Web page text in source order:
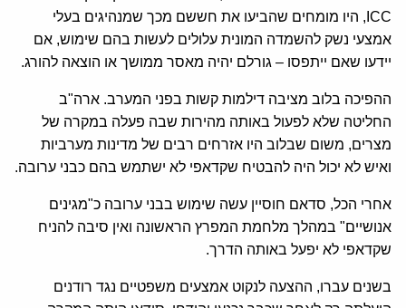
ICC, היו מומחים שהביעו את חששם מכך שמנהיגים בעלי
אמצעי נשק להשמדה המונית עלולים לעשות בהם שימוש, אם
יידעו שאם ייתפסו – גורלם יהיה מאסר ממושך או הוצאה להורג.
ההפיכה בלוב מציבה דילמות קשות בפני המערב. ארה"ב
החליטה שלא לפעול באותה מהירות שבה פעלה במקרה של
מצרים, משום שבלוב היו אזרחים רבים של מדינות מערביות
ואיש לא יכול היה להבטיח שקדאפי לא ישתמש בהם כבני ערובה.
אחרי הכל, סדאם חוסיין עשה שימוש בבני ערובה כ"מגינים
אנושיים" במהלך מלחמת המפרץ הראשונה ואין סיבה להניח
שקדאפי לא יפעל באותה הדרך.
בשנים עברו, ההצעה לנקוט אמצעים משפטיים נגד רודנים